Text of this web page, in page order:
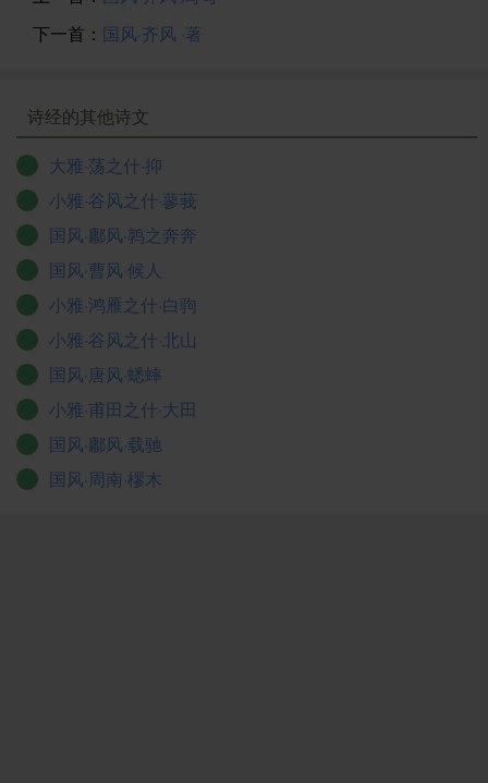
下一首： 国风·齐风 ·著
诗经的其他诗文
大雅·荡之什·抑
小雅·谷风之什·蓼莪
国风·鄘风·鹑之奔奔
国风·曹风·候人
小雅·鸿雁之什·白驹
小雅·谷风之什·北山
国风·唐风·蟋蟀
小雅·甫田之什·大田
国风·鄘风·载驰
国风·周南·樛木